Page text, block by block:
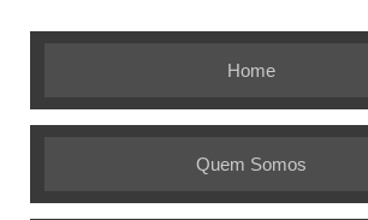
Home
Quem Somos